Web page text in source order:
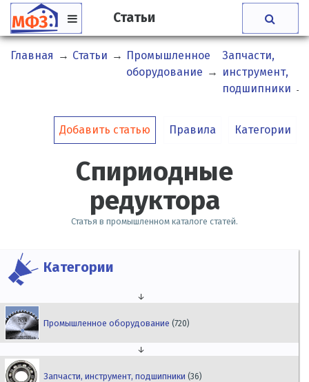
Статьи
Главная → Статьи → Промышленное
оборудование →
Запчасти,
инструмент,
подшипники →
Добавить статью Правила Категории
Спириодные
редуктора
Статья в промышленном каталоге статей.
Категории
↓
Промышленное оборудование(720)
↓
Запчасти, инструмент, подшипники(36)